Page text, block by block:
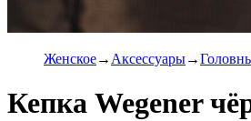
Женское Аксессуары
Кепка Wegener